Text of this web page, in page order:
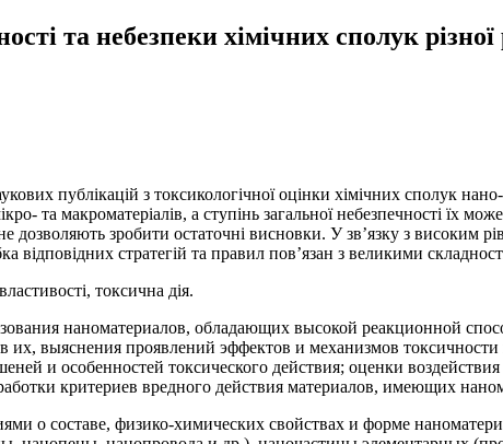
та небезпеки хімічних сполук різної
публікацій з токсикологічної оцінки хімічних сполук
та макроматеріалів, а ступінь загальної небезпечності їх
зробити остаточні висновки. У зв’язку з високим
відповідних стратегій та правил пов’язан з великими
токсична дія.
наноматериалов, обладающих высокой реакционной
их, выяснения проявлений эффектов и механизмов
и особенностей токсического действия; оценки
критериев вредного действия материалов, имеющих
о составе, физико-химических свойствах и форме